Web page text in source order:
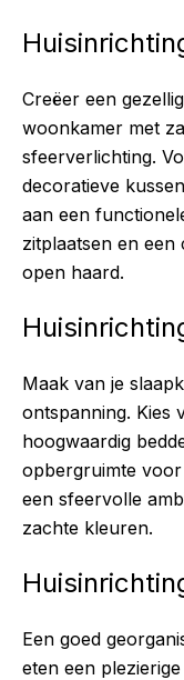
Creëer een
woonkamer met
sfeerverlichting.
decoratieve
aan een
zitplaatsen en
open haard.
Maak van je
ontspanning. Kies
hoogwaardig
opbergruimte voor
een sfeervolle
zachte kleuren.
Een goed
eten een